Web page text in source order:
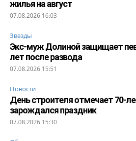
жилья на август
07.08.2026 16:03
Звезды
Экс-муж Долиной защищает
лет после развода
07.08.2026 15:51
Новости
День строителя отмечает 70-
зарождался праздник
07.08.2026 15:30